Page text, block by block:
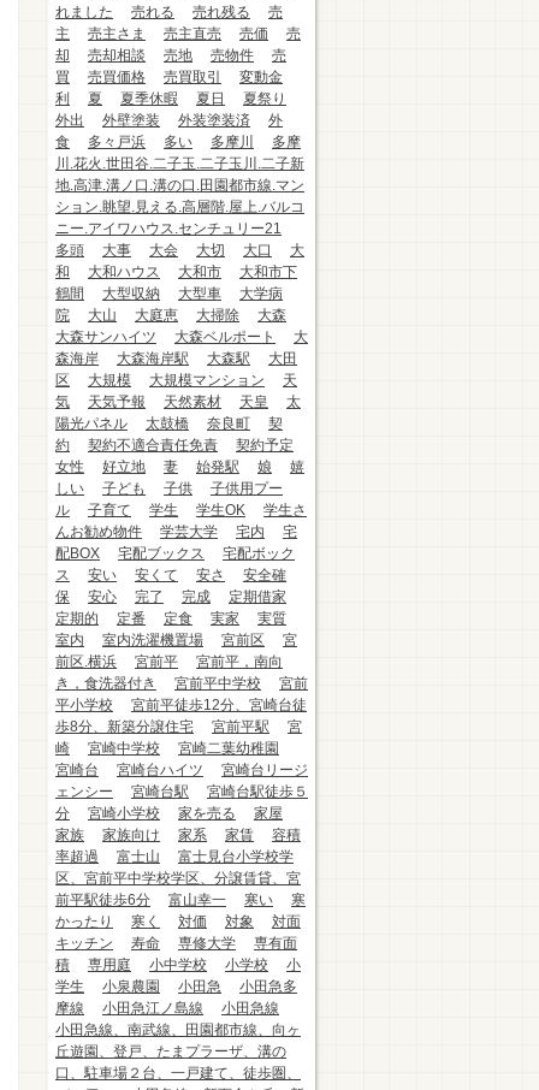
れました
売れる 売れ残る
売
主
売主さま 売主直売 売価
売
却
売却相談 売地 売物件
売
買
売買価格 売買取引
変動金
利
夏 夏季休暇 夏日
夏祭り
外出
外壁塗装 外装塗装済
外
食
多々戸浜 多い 多摩川
多摩
川.花火.世田谷.二子玉.二子玉川.二子新
地.高津.溝ノ口.溝の口.田園都市線.マン
ション.眺望.見える.高層階.屋上.バルコ
ニー.アイワハウス.センチュリー21
多頭
大事 大会 大切 大口
大
和
大和ハウス 大和市
大和市下
鶴間
大型収納 大型車
大学病
院
大山 大庭恵 大掃除
大森
大森サンハイツ
大森ベルポート
大
森海岸
大森海岸駅 大森駅
大田
区
大規模 大規模マンション
天
気
天気予報 天然素材 天皇
太
陽光パネル
太鼓橋 奈良町
契
約
契約不適合責任免責
契約予定
女性
好立地 妻 始発駅 娘
嬉
しい
子ども 子供
子供用プー
ル
子育て 学生 学生OK
学生さ
んお勧め物件
学芸大学 宅内
宅
配BOX
宅配ブックス
宅配ボック
ス
安い 安くて 安さ
安全確
保
安心 完了 完成
定期借家
定期的
定番 定食 実家
実質
室内
室内洗濯機置場 宮前区
宮
前区.横浜
宮前平
宮前平，南向
き，食洗器付き
宮前平中学校
宮前
平小学校
宮前平徒歩12分、宮崎台徒
歩8分、新築分譲住宅
宮前平駅
宮
崎
宮崎中学校
宮崎二葉幼稚園
宮崎台
宮崎台ハイツ
宮崎台リージ
ェンシー
宮崎台駅
宮崎台駅徒歩５
分
宮崎小学校 家を売る
家屋
家族
家族向け 家系 家賃
容積
率超過
富士山
富士見台小学校学
区、宮前平中学校学区、分譲賃貸、宮
前平駅徒歩6分
富山幸一 寒い
寒
かったり
寒く 対価 対象
対面
キッチン
寿命 専修大学
専有面
積
専用庭 小中学校 小学校
小
学生
小泉農園 小田急
小田急多
摩線
小田急江ノ島線
小田急線
小田急線、南武線、田園都市線、向ヶ
丘遊園、登戸、たまプラーザ、溝の
口、駐車場２台、一戸建て、徒歩圏、